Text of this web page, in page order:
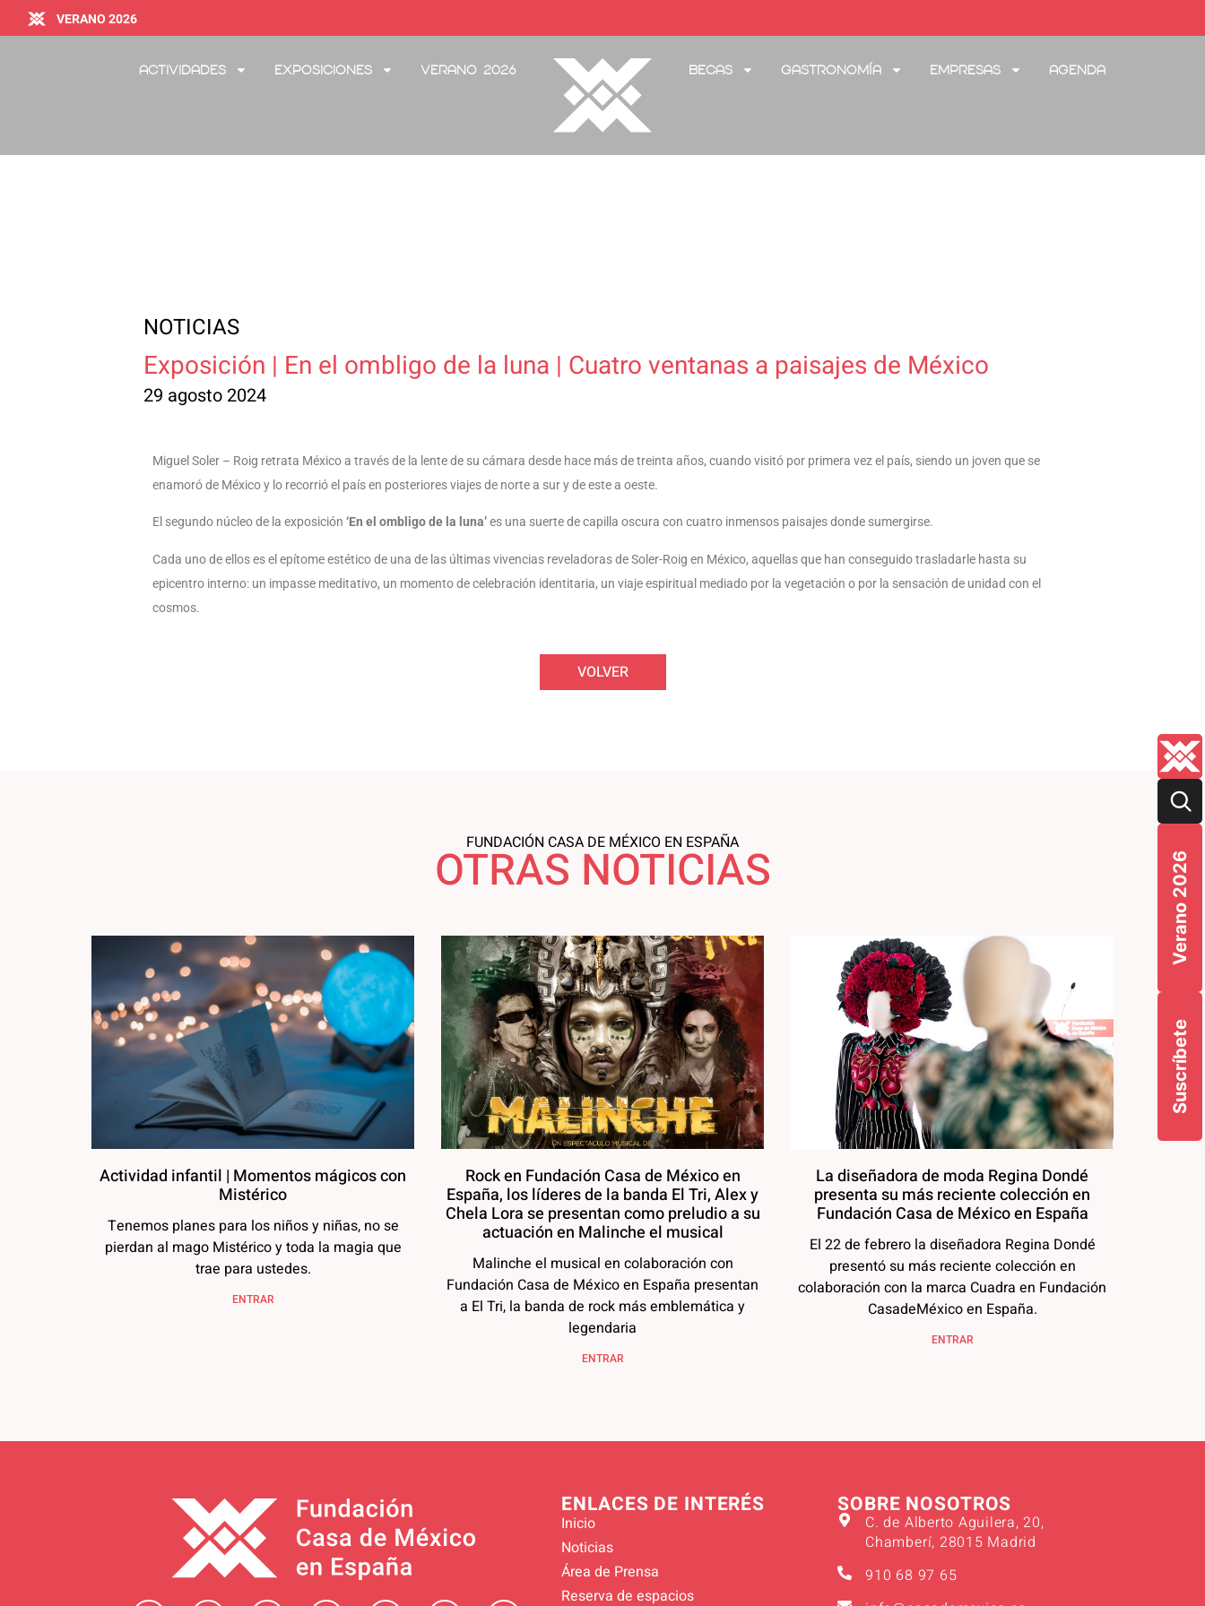
Suscríbete
Verano 2026
VERANO 2026
Actividades Exposiciones Verano 2026 Becas Gastronomía Empresas Agenda
NOTICIAS
Exposición | En el ombligo de la luna | Cuatro ventanas a paisajes de México
29 agosto 2024
Miguel Soler – Roig retrata México a través de la lente de su cámara desde hace más de treinta años, cuando visitó por primera vez el país, siendo un joven que se
enamoró de México y lo recorrió el país en posteriores viajes de norte a sur y de este a oeste.
El segundo núcleo de la exposición ‘En el ombligo de la luna’es una suerte de capilla oscura con cuatro inmensos paisajes donde sumergirse.
Cada uno de ellos es el epítome estético de una de las últimas vivencias reveladoras de Soler-Roig en México, aquellas que han conseguido trasladarle hasta su
epicentro interno: un impasse meditativo, un momento de celebración identitaria, un viaje espiritual mediado por la vegetación o por la sensación de unidad con el
cosmos.
VOLVER
FUNDACIÓN CASA DE MÉXICO EN ESPAÑA
OTRAS NOTICIAS
Actividad infantil | Momentos mágicos con
Mistérico
Tenemos planes para los niños y niñas, no se
pierdan al mago Mistérico y toda la magia que
trae para ustedes.
ENTRAR
Rock en Fundación Casa de México en
España, los líderes de la banda El Tri, Alex y
Chela Lora se presentan como preludio a su
actuación en Malinche el musical
Malinche el musical en colaboración con
Fundación Casa de México en España presentan
a El Tri, la banda de rock más emblemática y
legendaria
ENTRAR
La diseñadora de moda Regina Dondé
presenta su más reciente colección en
Fundación Casa de México en España
El 22 de febrero la diseñadora Regina Dondé
presentó su más reciente colección en
colaboración con la marca Cuadra en Fundación
CasadeMéxico en España.
ENTRAR
ENLACES DE INTERÉS
Inicio
Noticias
Área de Prensa
Reserva de espacios
SOBRE NOSOTROS
C. de Alberto Aguilera, 20,
Chamberí, 28015 Madrid
910 68 97 65